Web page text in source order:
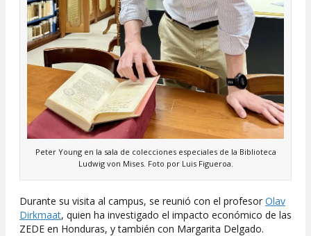
Peter Young en la sala de colecciones especiales de la Biblioteca
Ludwig von Mises. Foto por Luis Figueroa.
Durante su visita al campus, se reunió con el profesor Olav
Dirkmaat, quien ha investigado el impacto económico de las
ZEDE en Honduras, y también con Margarita Delgado.